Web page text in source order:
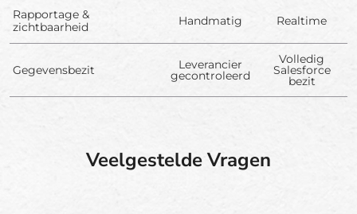
Rapportage &
zichtbaarheid
Handmatig Realtime
Gegevensbezit Leverancier
gecontroleerd
Volledig
Salesforce
bezit
Veelgestelde Vragen